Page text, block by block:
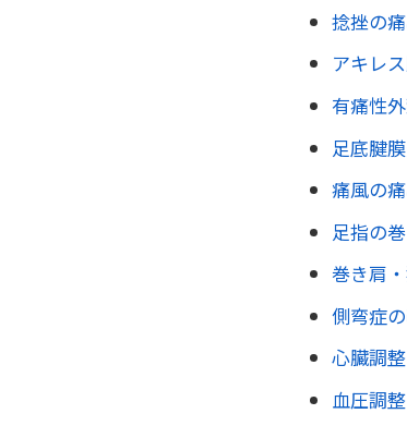
捻挫の
アキレ
有痛性
足底腱
痛風の
足指の
巻き肩
側弯症
心臓調整
血圧調